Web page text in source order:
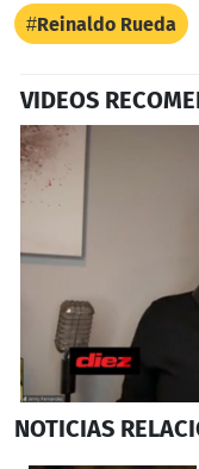
Reinaldo Rueda
VIDEOS
seconds
NOTICIAS